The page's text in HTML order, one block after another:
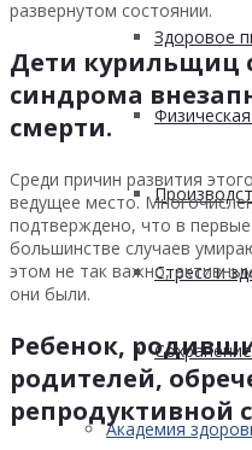
Здоровое
Стресс и
Академия
развернутом состоянии.
Дети курильщиц
синдрома
смерти.
Среди причин развития
ведущее место.
подтверждено, что в
большинстве случаев
этом не так важно,
они были.
Ребенок,
родителей,
репродуктивной